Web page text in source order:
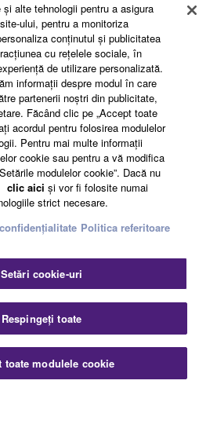
și Condiții Politica de confidențialitate
la modulele cookie
alte tehnologii pentru a asigura
ului, pentru a monitoriza
conţinutul şi publicitatea
cu reţelele sociale, în
de utilizare personalizată.
informaţii despre modul în care
partenerii noştri din publicitate,
Făcând clic pe „Accept toate
acordul pentru folosirea modulelor
Pentru mai multe informaţii
cookie sau pentru a vă modifica
modulelor cookie”. Dacă nu
clic aici şi vor fi folosite numai
strict necesare.
Politica referitoare
Setări cookie-uri
Respingeți toate
toate modulele cookie